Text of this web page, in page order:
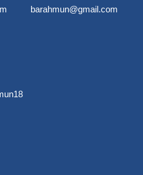
barahmun@gmail.com